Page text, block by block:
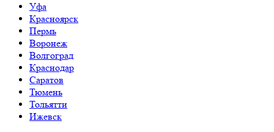
Уфа
Красноярск
Пермь
Воронеж
Волгоград
Краснодар
Саратов
Тюмень
Тольятти
Ижевск